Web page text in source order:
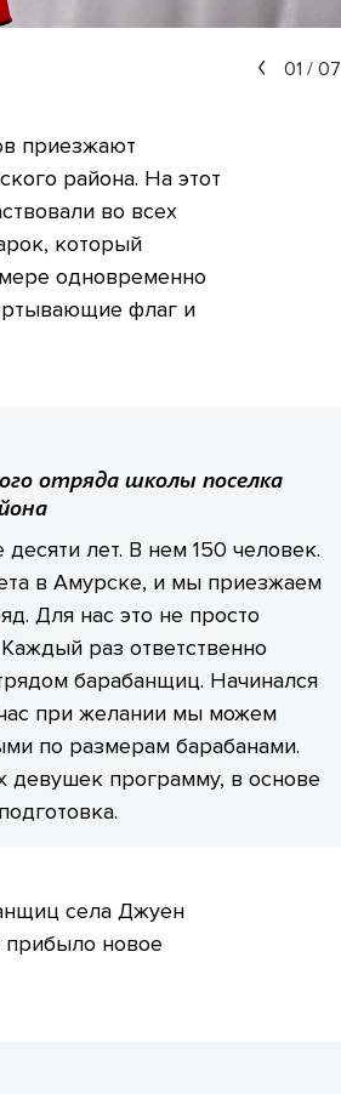
01 / 07
приезжают
района. На этот
во всех
который
одновременно
флаг и
отряда школы поселка
лет. В нем 150 человек.
в Амурске, и мы приезжаем
Для нас это не просто
раз ответственно
барабанщиц. Начинался
при желании мы можем
по размерам барабанами.
программу, в основе
села Джуен
прибыло новое